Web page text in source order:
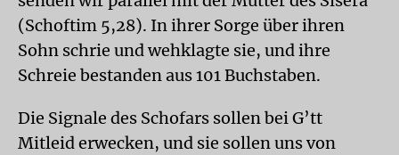
(Schoftim 5,28). In ihrer Sorge über ihren
Sohn schrie und wehklagte sie, und ihre
Schreie bestanden aus 101 Buchstaben.
Die Signale des Schofars sollen bei G’tt
Mitleid erwecken, und sie sollen uns von